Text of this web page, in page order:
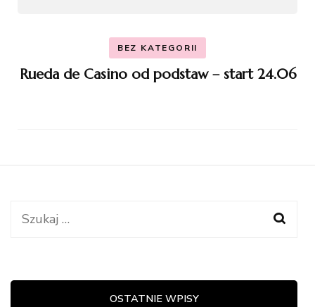
BEZ KATEGORII
Rueda de Casino od podstaw – start 24.06
Szukaj:
OSTATNIE WPISY